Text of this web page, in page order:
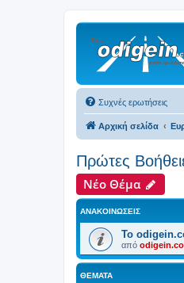
Συχνές ερωτήσεις
Αρχική σελίδα
Πρώτες
Νέο Θέμα
ΑΝΑΚΟΙΝΏΣΕΙΣ
Το
από
ΘΈΜΑΤΑ